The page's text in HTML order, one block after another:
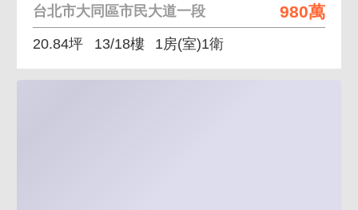
980萬
台北市大同區市民大道一段
20.84坪 13/18樓 1房(室)1衛